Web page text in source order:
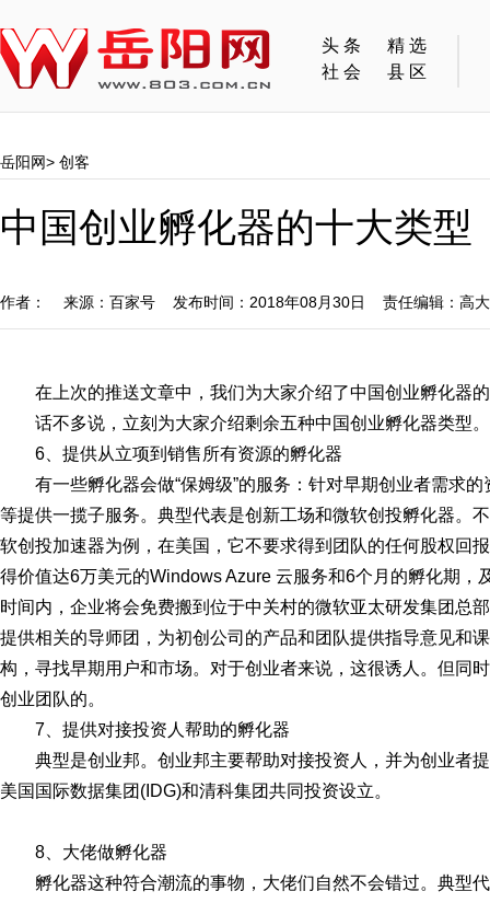
头条
精选
社会
县区
岳阳网> 创客
中国创业孵化器的十大类型
作者： 来源：百家号 发布时间：2018年08月30日 责任编辑：高
在上次的推送文章中，我们为大家介绍了中国创业孵化器
话不多说，立刻为大家介绍剩余五种中国创业孵化器类型。
6、提供从立项到销售所有资源的孵化器
有一些孵化器会做“保姆级”的服务：针对早期创业者需求
等提供一揽子服务。典型代表是创新工场和微软创投孵化器。
软创投加速器为例，在美国，它不要求得到团队的任何股权回
得价值达6万美元的Windows Azure 云服务和6个月的孵化期，
时间内，企业将会免费搬到位于中关村的微软亚太研发集团总
提供相关的导师团，为初创公司的产品和团队提供指导意见和
构，寻找早期用户和市场。对于创业者来说，这很诱人。但同
创业团队的。
7、提供对接投资人帮助的孵化器
典型是创业邦。创业邦主要帮助对接投资人，并为创业者
美国国际数据集团(IDG)和清科集团共同投资设立。
8、大佬做孵化器
孵化器这种符合潮流的事物，大佬们自然不会错过。典型